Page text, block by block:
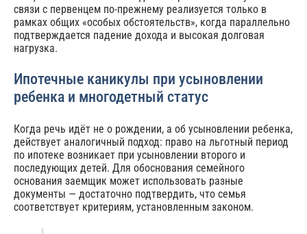
связи с первенцем по‑прежнему реализуется только в
рамках общих «особых обстоятельств», когда параллельно
подтверждается падение дохода и высокая долговая
нагрузка.
Ипотечные каникулы при усыновлении
ребенка и многодетный статус
Когда речь идёт не о рождении, а об усыновлении ребенка,
действует аналогичный подход: право на льготный период
по ипотеке возникает при усыновлении второго и
последующих детей. Для обоснования семейного
основания заемщик может использовать разные
документы — достаточно подтвердить, что семья
соответствует критериям, установленным законом.